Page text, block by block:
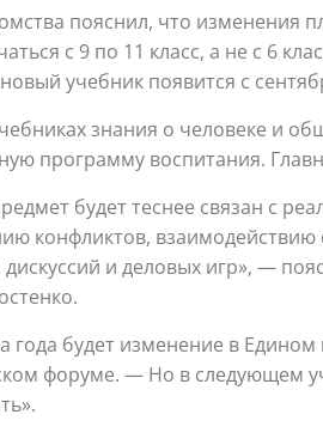
пояснил, что изменения
с 9 по 11 класс, а не с 6
учебник появится с
знания о человеке и
программу воспитания.
будет теснее связан с
конфликтов,
дискуссий и деловых игр», —
года будет изменение в
форуме. — Но в следующем